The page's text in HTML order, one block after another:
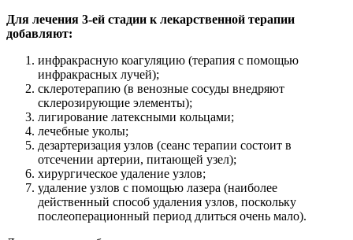
Для лечения 3-ей стадии к лекарственной терапии
добавляют:
инфракрасную коагуляцию (терапия с помощью
инфракрасных лучей);
склеротерапию (в венозные сосуды внедряют
склерозирующие элементы);
лигирование латексными кольцами;
лечебные уколы;
дезартеризация узлов (сеанс терапии состоит в
отсечении артерии, питающей узел);
хирургическое удаление узлов;
удаление узлов с помощью лазера (наиболее
действенный способ удаления узлов, поскольку
послеоперационный период длиться очень мало).